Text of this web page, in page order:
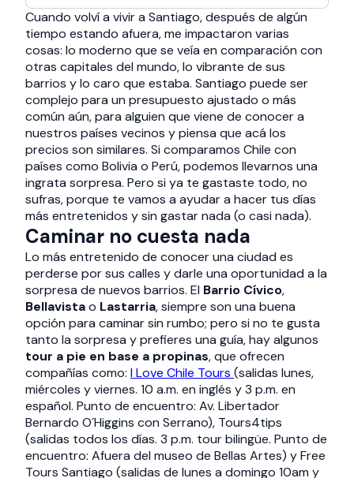
Cuando volví a vivir a Santiago, después de algún
tiempo estando afuera, me impactaron varias
cosas: lo moderno que se veía en comparación con
otras capitales del mundo, lo vibrante de sus
barrios y lo caro que estaba. Santiago puede ser
complejo para un presupuesto ajustado o más
común aún, para alguien que viene de conocer a
nuestros países vecinos y piensa que acá los
precios son similares. Si comparamos Chile con
países como Bolivia o Perú, podemos llevarnos una
ingrata sorpresa. Pero si ya te gastaste todo, no
sufras, porque te vamos a ayudar a hacer tus días
más entretenidos y sin gastar nada (o casi nada).
Caminar no cuesta nada
Lo más entretenido de conocer una ciudad es
perderse por sus calles y darle una oportunidad a la
sorpresa de nuevos barrios. El Barrio Cívico,
Bellavistao Lastarria, siempre son una buena
opción para caminar sin rumbo; pero si no te gusta
tanto la sorpresa y prefieres una guía, hay algunos
tour a pie en base a propinas, que ofrecen
compañías como: I Love Chile Tours (salidas lunes,
miércoles y viernes. 10 a.m. en inglés y 3 p.m. en
español. Punto de encuentro: Av. Libertador
Bernardo O´Higgins con Serrano), Tours4tips
(salidas todos los días. 3 p.m. tour bilingüe. Punto de
encuentro: Afuera del museo de Bellas Artes) y Free
Tours Santiago (salidas de lunes a domingo 10am y